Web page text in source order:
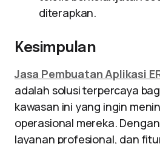
diterapkan.
Kesimpulan
Jasa Pembuatan Aplikasi
adalah solusi terpercaya
kawasan ini yang ingin
operasional mereka.
layanan profesional, dan